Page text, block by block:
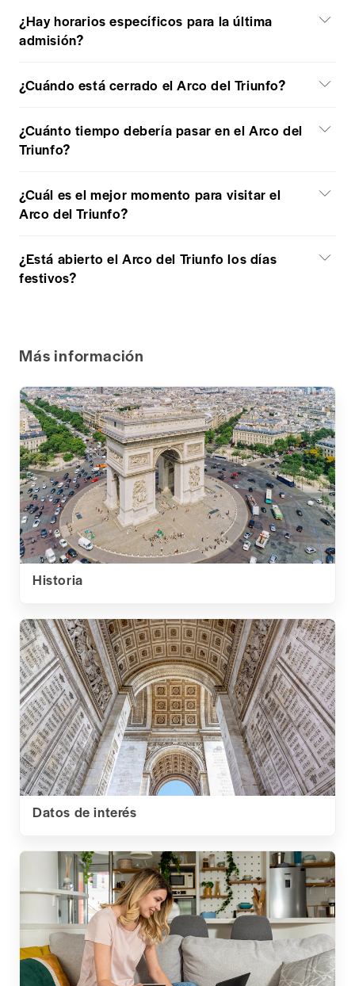
¿Hay horarios específicos para la última
admisión?
¿Cuándo está cerrado el Arco del Triunfo?
¿Cuánto tiempo debería pasar en el Arco del
Triunfo?
¿Cuál es el mejor momento para visitar el
Arco del Triunfo?
¿Está abierto el Arco del Triunfo los días
festivos?
Más información
Historia
Datos de interés